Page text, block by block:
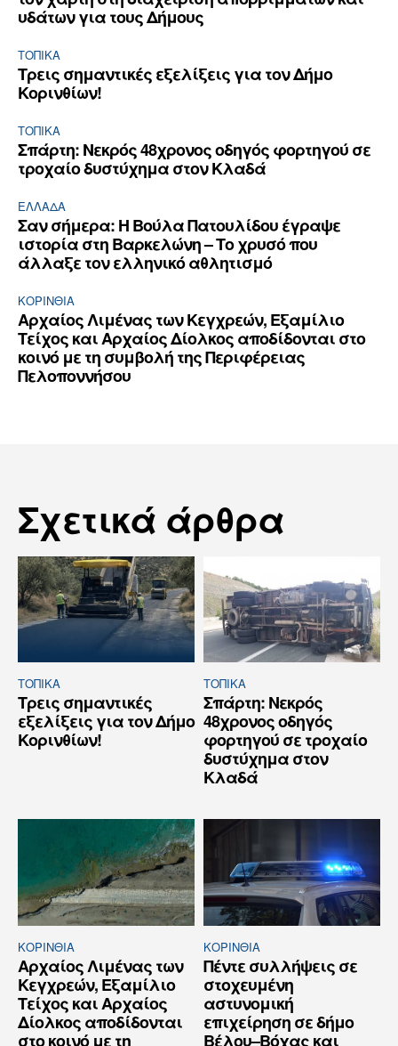
υδάτων για τους Δήμους
ΤΟΠΙΚΑ
Τρεις σημαντικές εξελίξεις για τον Δήμο
Κορινθίων!
ΤΟΠΙΚΑ
Σπάρτη: Νεκρός 48χρονος οδηγός φορτηγού σε
τροχαίο δυστύχημα στον Κλαδά
ΕΛΛΆΔΑ
Σαν σήμερα: Η Βούλα Πατουλίδου έγραψε
ιστορία στη Βαρκελώνη – Το χρυσό που
άλλαξε τον ελληνικό αθλητισμό
ΚΟΡΙΝΘΊΑ
Αρχαίος Λιμένας των Κεγχρεών, Εξαμίλιο
Τείχος και Aρχαίος Δίολκος αποδίδονται στο
κοινό με τη συμβολή της Περιφέρειας
Πελοποννήσου
Σχετικά άρθρα
ΤΟΠΙΚΑ
Τρεις σημαντικές
εξελίξεις για τον Δήμο
Κορινθίων!
ΤΟΠΙΚΑ
Σπάρτη: Νεκρός
48χρονος οδηγός
φορτηγού σε τροχαίο
δυστύχημα στον
Κλαδά
ΚΟΡΙΝΘΊΑ
Αρχαίος Λιμένας των
Κεγχρεών, Εξαμίλιο
Τείχος και Aρχαίος
Δίολκος αποδίδονται
στο κοινό με τη
ΚΟΡΙΝΘΊΑ
Πέντε συλλήψεις σε
στοχευμένη
αστυνομική
επιχείρηση σε δήμο
Βέλου–Βόχας και